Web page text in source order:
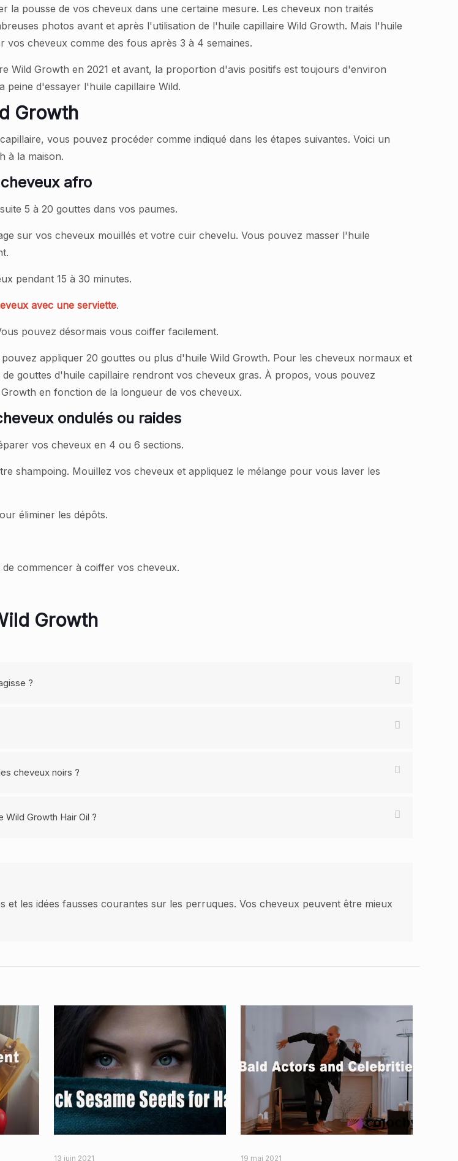
la pousse de vos cheveux dans une certaine mesure. Les cheveux non traités
photos avant et après l'utilisation de l'huile capillaire Wild Growth. Mais l'huile
cheveux comme des fous après 3 à 4 semaines.
Wild Growth en 2021 et avant, la proportion d'avis positifs est toujours d'environ
peine d'essayer l'huile capillaire Wild.
Growth
vous pouvez procéder comme indiqué dans les étapes suivantes. Voici un
à la maison.
afro
5 à 20 gouttes dans vos paumes.
sur vos cheveux mouillés et votre cuir chevelu. Vous pouvez masser l'huile
pendant 15 à 30 minutes.
avec une serviette.
pouvez désormais vous coiffer facilement.
appliquer 20 gouttes ou plus d'huile Wild Growth. Pour les cheveux normaux et
gouttes d'huile capillaire rendront vos cheveux gras. À propos, vous pouvez
en fonction de la longueur de vos cheveux.
ondulés ou raides
vos cheveux en 4 ou 6 sections.
shampoing. Mouillez vos cheveux et appliquez le mélange pour vous laver les
éliminer les dépôts.
commencer à coiffer vos cheveux.
Growth
?
cheveux noirs ?
Growth Hair Oil ?
les idées fausses courantes sur les perruques. Vos cheveux peuvent être mieux
13 juin 2021 19 mai 2021